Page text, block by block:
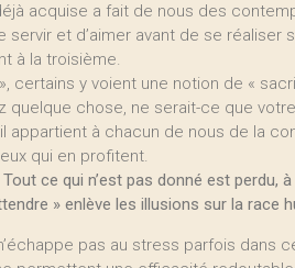
acquise a fait de nous des
servir et d’aimer avant de se
à la troisième.
», certains y voient une notion de «
quelque chose, ne serait-ce que
appartient à chacun de nous de la
qui en profitent.
Tout ce qui n’est pas donné est perdu,
» enlève les illusions sur la
pas au stress parfois dans